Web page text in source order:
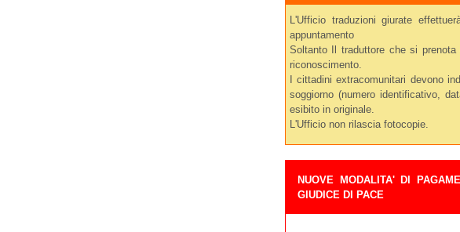
L'Ufficio traduzioni giurate
appuntamento
Soltanto Il traduttore che si prenota
riconoscimento.
I cittadini extracomunitari devono
soggiorno (numero identificativo,
esibito in originale.
L'Ufficio non rilascia fotocopie.
NUOVE MODALITA' DI
GIUDICE DI PACE